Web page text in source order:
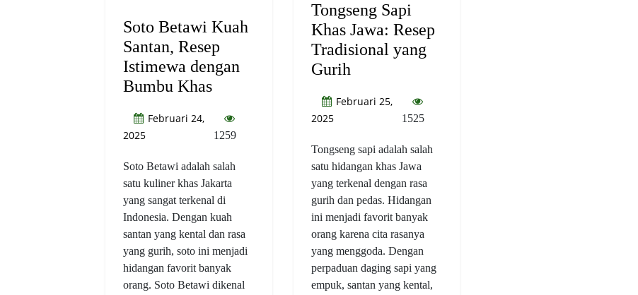
Tongseng Sapi
Khas Jawa: Resep
Tradisional yang
Gurih
Februari 25,
2025
1525
Tongseng sapi adalah salah
satu hidangan khas Jawa
yang terkenal dengan rasa
gurih dan pedas. Hidangan
ini menjadi favorit banyak
orang karena cita rasanya
yang menggoda. Dengan
perpaduan daging sapi yang
empuk, santan yang kental,
Soto Betawi Kuah
Santan, Resep
Istimewa dengan
Bumbu Khas
Februari 24,
2025
1259
Soto Betawi adalah salah
satu kuliner khas Jakarta
yang sangat terkenal di
Indonesia. Dengan kuah
santan yang kental dan rasa
yang gurih, soto ini menjadi
hidangan favorit banyak
orang. Soto Betawi dikenal